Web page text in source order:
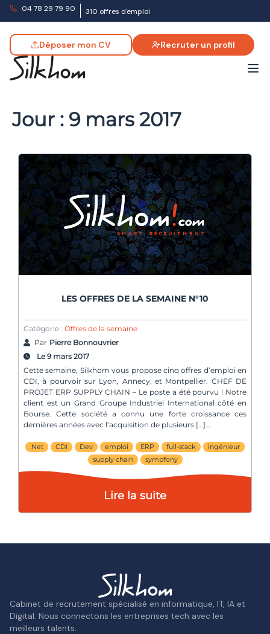
04 78 29 79 90 310 offres d'emploi
Déposer mon CV Recruter un profil
Jour : 9 mars 2017
LES OFFRES DE LA SEMAINE N°10
Catégorie : Offres de la semaine
Par Pierre Bonnouvrier
Le 9 mars 2017
Cette semaine, Silkhom vous propose cinq offres d’emploi en
CDI, à pourvoir sur Lyon, Annecy, et Montpellier. CHEF DE
PROJET ERP SUPPLY CHAIN – Le poste a été pourvu ! Notre
client est un Grand Groupe Industriel International côté en
Bourse. Cette société a connu une forte croissance ces
dernières années avec l’acquisition de plusieurs […]
.Net CDI Dev emploi ERP full-stack
ingénieur
supply chain
sympfony
Lire la suite
Cabinet de recrutement spécialisé en informatique, IT, IA et
Digital. Nous connectons les entreprises tech avec les
meilleurs talents.